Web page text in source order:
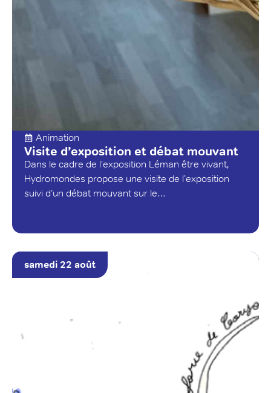
Animation
Visite d’exposition et débat mouvant
Dans le cadre de l’exposition Léman être vivant,
Hydromondes propose une visite de l’exposition
suivi d’un débat mouvant sur le…
samedi 22 août